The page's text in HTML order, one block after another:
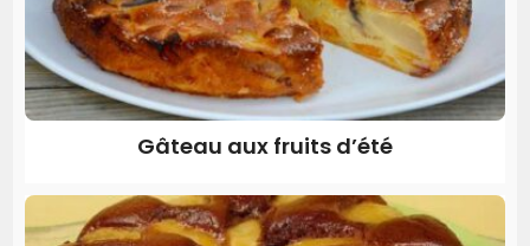
Gâteau aux fruits d’été